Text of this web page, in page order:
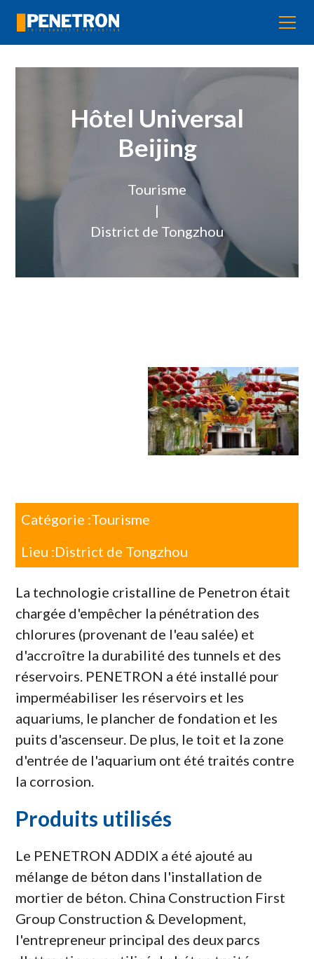
Hôtel Universal
Beijing
Tourisme
|
District de Tongzhou
Catégorie :Tourisme
Lieu :District de Tongzhou
La technologie cristalline de Penetron était
chargée d'empêcher la pénétration des
chlorures (provenant de l'eau salée) et
d'accroître la durabilité des tunnels et des
réservoirs. PENETRON a été installé pour
imperméabiliser les réservoirs et les
aquariums, le plancher de fondation et les
puits d'ascenseur. De plus, le toit et la zone
d'entrée de l'aquarium ont été traités contre
la corrosion.
Produits utilisés
Le PENETRON ADDIX a été ajouté au
mélange de béton dans l'installation de
mortier de béton. China Construction First
Group Construction & Development,
l'entrepreneur principal des deux parcs